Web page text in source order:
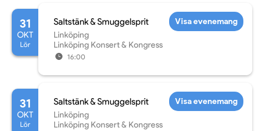
31
OKT
Lör
Saltstänk & Smuggelsprit
Linköping
Linköping Konsert & Kongress
16:00
Visa evenemang
31
OKT
Lör
Saltstänk & Smuggelsprit
Linköping
Linköping Konsert & Kongress
Visa evenemang